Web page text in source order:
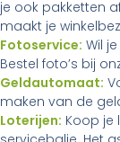
je ook pakketten
maakt je
Fotoservice: Wil
Bestel foto’s bij
Geldautomaat:
maken van de
Loterijen: Koop je